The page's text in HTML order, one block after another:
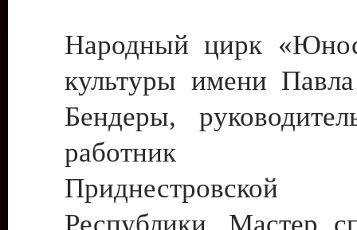
Народный цирк
культуры имени
Бендеры,
работник
Приднестровской